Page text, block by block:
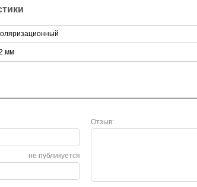
мм
Отзыв:
не публикуется